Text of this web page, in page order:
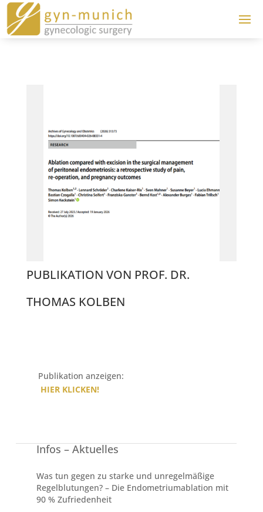
PUBLIKATION VON PROF. DR.
THOMAS KOLBEN
Publikation anzeigen:
HIER KLICKEN!
Infos – Aktuelles
Was tun gegen zu starke und unregelmäßige
Regelblutungen? – Die Endometriumablation mit
90 % Zufriedenheit